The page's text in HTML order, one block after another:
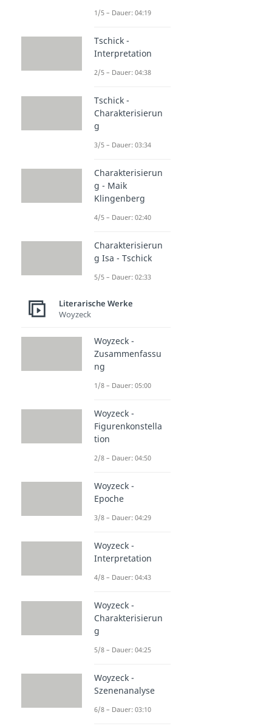
1/5 – Dauer: 04:19
Tschick -
Interpretation
2/5 – Dauer: 04:38
Tschick -
Charakterisierun
g
3/5 – Dauer: 03:34
Charakterisierun
g - Maik
Klingenberg
4/5 – Dauer: 02:40
Charakterisierun
g Isa - Tschick
5/5 – Dauer: 02:33
Literarische Werke
Woyzeck
Woyzeck -
Zusammenfassu
ng
1/8 – Dauer: 05:00
Woyzeck -
Figurenkonstella
tion
2/8 – Dauer: 04:50
Woyzeck -
Epoche
3/8 – Dauer: 04:29
Woyzeck -
Interpretation
4/8 – Dauer: 04:43
Woyzeck -
Charakterisierun
g
5/8 – Dauer: 04:25
Woyzeck -
Szenenanalyse
6/8 – Dauer: 03:10